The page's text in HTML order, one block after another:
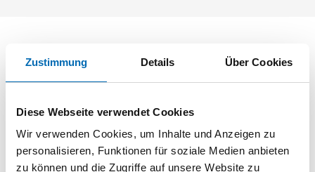
Zustimmung Details Über Cookies
Diese Webseite verwendet Cookies
Wir verwenden Cookies, um Inhalte und Anzeigen zu
personalisieren, Funktionen für soziale Medien anbieten
zu können und die Zugriffe auf unsere Website zu
Produktbeschreibung
Flachstulp 20x2,5mm L:2285,0mm Eckig Maße: A1 730,0mm
B1 760,0mm Für Sperrbügel vorgerichtet ferGUard*silber